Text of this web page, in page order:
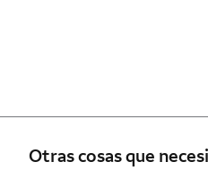
Otras cosas que